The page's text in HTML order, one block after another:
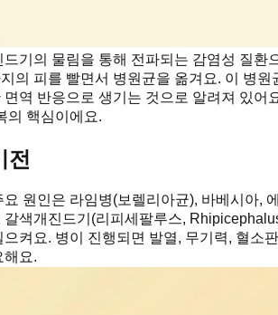
기의 물림을 통해 전파되는 감염성 질환
의 피를 빨면서 병원균을 옮겨요. 이 병
역 반응으로 생기는 것으로 알려져 있
의 핵심이에요.
전
원인은 라임병(보렐리아균), 바베시아,
색개진드기(리피세팔루스,
켜요. 병이 진행되면 발열, 무기력, 혈소
해요.